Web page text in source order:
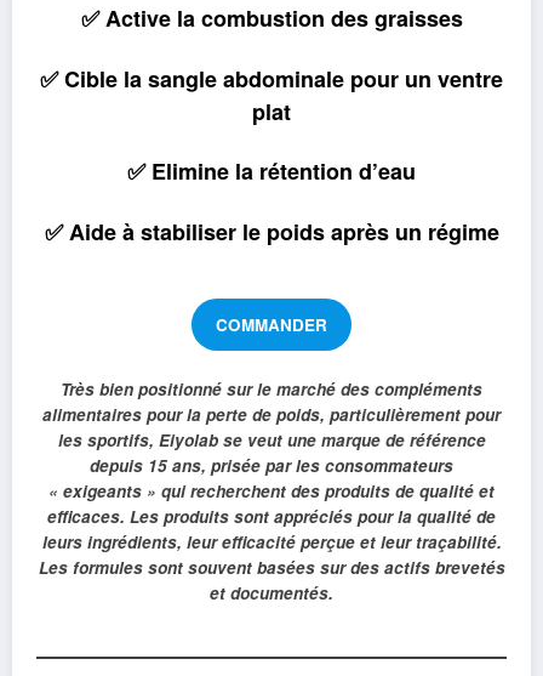
✅ Active la combustion des graisses
✅ Cible la sangle abdominale pour un ventre
plat
✅ Elimine la rétention d’eau
✅ Aide à stabiliser le poids après un régime
COMMANDER
Très bien positionné sur le marché des compléments
alimentaires pour la perte de poids, particulièrement pour
les sportifs, Eiyolab se veut une marque de référence
depuis 15 ans, prisée par les consommateurs
« exigeants » qui recherchent des produits de qualité et
efficaces. Les produits sont appréciés pour la qualité de
leurs ingrédients, leur efficacité perçue et leur traçabilité.
Les formules sont souvent basées sur des actifs brevetés
et documentés.